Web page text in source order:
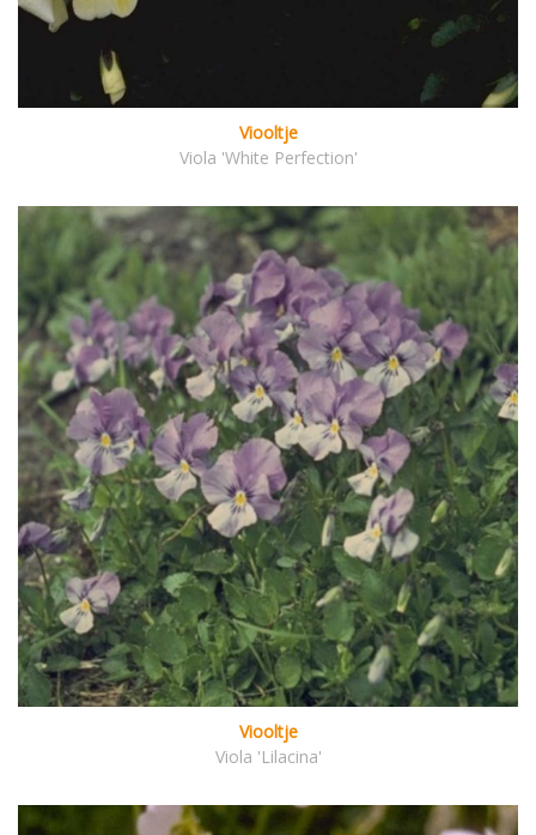
Viooltje
Viola 'White Perfection'
Viooltje
Viola 'Lilacina'